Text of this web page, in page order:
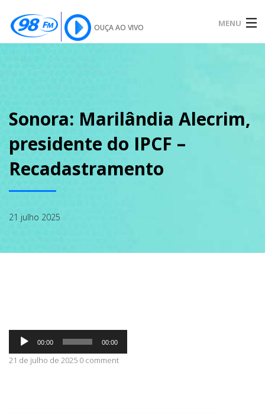
OUÇA AO VIVO MENU
SOBRE
NOTÍCIAS
CONTATO
Sonora: Marilândia Alecrim,
presidente do IPCF –
Recadastramento
21 julho 2025
Tocador
áudio
00:00 00:00
21 de julho de 2025 0 comment